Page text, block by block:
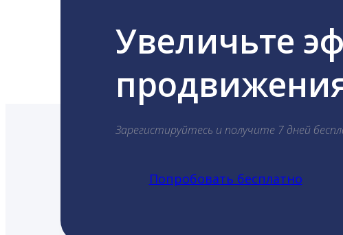
Увеличьте
Зарегистируйтесь и получите 7 дней
Попробовать бесплатно